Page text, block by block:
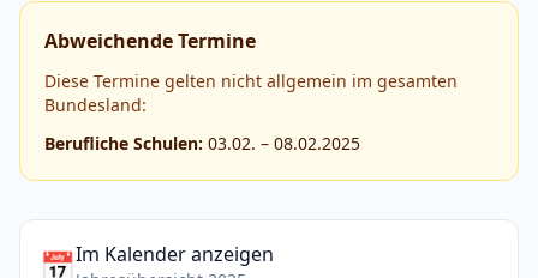
Abweichende Termine
Diese Termine gelten nicht allgemein im gesamten
Bundesland:
Berufliche Schulen: 03.02. – 08.02.2025
📅Im Kalender anzeigen